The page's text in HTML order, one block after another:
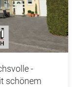
-
schönem